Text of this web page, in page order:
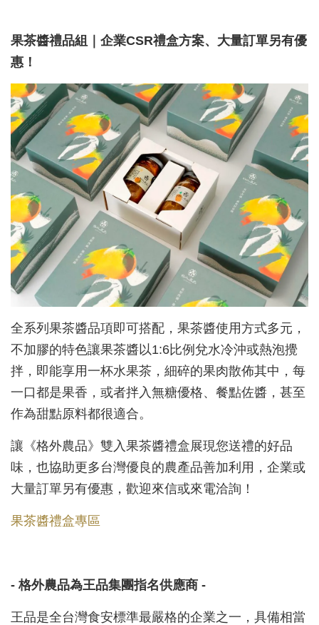
果茶醬禮品組｜企業CSR禮盒方案、大量訂單另有優
惠！
全系列果茶醬品項即可搭配，果茶醬使用方式多元，
不加膠的特色讓果茶醬以1:6比例兌水冷沖或熱泡攪
拌，即能享用一杯水果茶，細碎的果肉散佈其中，每
一口都是果香，或者拌入無糖優格、餐點佐醬，甚至
作為甜點原料都很適合。
讓《格外農品》雙入果茶醬禮盒展現您送禮的好品
味，也協助更多台灣優良的農產品善加利用，企業或
大量訂單另有優惠，歡迎來信或來電洽詢！
果茶醬禮盒專區
- 格外農品為王品集團指名供應商 -
王品是全台灣食安標準最嚴格的企業之一，具備相當